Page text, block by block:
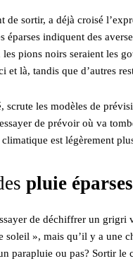
sortir, a déjà croisé
indiquent des
pions noirs seraient les
là, tandis que d’autres
les modèles de
de prévoir où va
est légèrement
pluie éparses
de déchiffrer un grigri
soleil », mais qu’il y a une
parapluie ou pas? Sortir le